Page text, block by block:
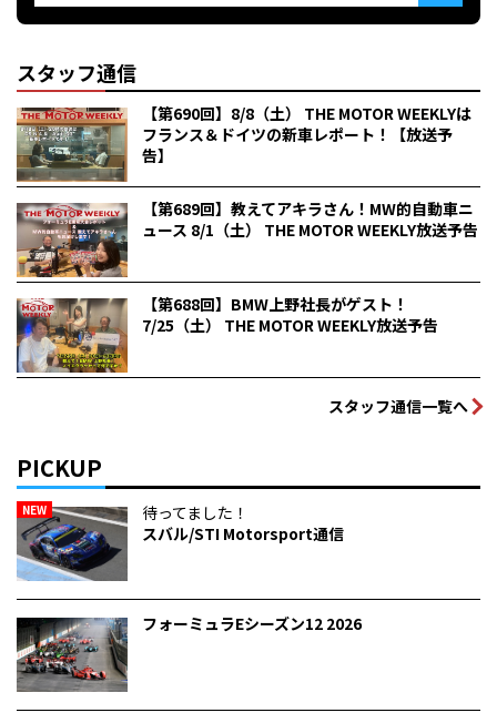
スタッフ通信
【第690回】8/8（土） THE MOTOR WEEKLYは
フランス＆ドイツの新車レポート！【放送予
告】
【第689回】教えてアキラさん！MW的自動車ニ
ュース 8/1（土） THE MOTOR WEEKLY放送予告
【第688回】BMW上野社長がゲスト！
7/25（土） THE MOTOR WEEKLY放送予告
スタッフ通信一覧へ
PICKUP
NEW
待ってました！
スバル/STI Motorsport通信
フォーミュラEシーズン12 2026